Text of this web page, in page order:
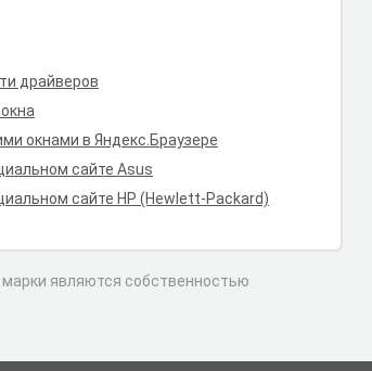
драйверов
окнами в Яндекс.Браузере
сайте Asus
сайте HP (Hewlett-Packard)
являются собственностью